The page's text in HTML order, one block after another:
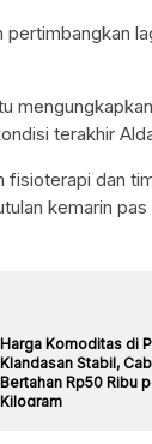
pertimbangkan
terakhir
fisioterapi dan
kemarin
Harga Komoditas di
Klandasan Stabil,
Bertahan Rp50 Ribu
Kilogram